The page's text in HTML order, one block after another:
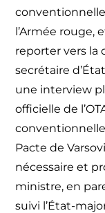
l’Armée rouge,
reporter vers la
secrétaire
une interview
officielle de
Pacte de
nécessaire et
ministre, en
suivi l’État-